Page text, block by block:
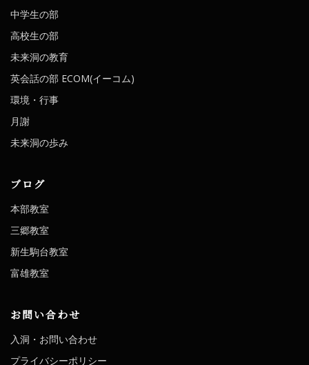
中学生の部
高校生の部
未来洞の教育
英会話の部 ECOM(イーコム)
環境・行事
月謝
未来洞の歩み
ブログ
本部教室
三郷教室
新生駒台教室
富雄教室
お問い合わせ
入洞・お問い合わせ
プライバシーポリシー